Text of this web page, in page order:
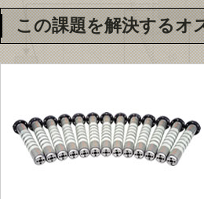
この課題を解決するオ